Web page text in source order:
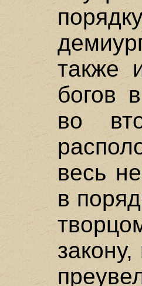
также
богов
во
весь
в